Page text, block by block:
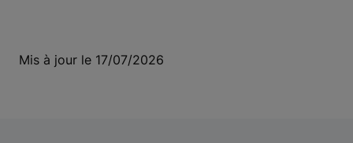
Mis à jour le 17/07/2026